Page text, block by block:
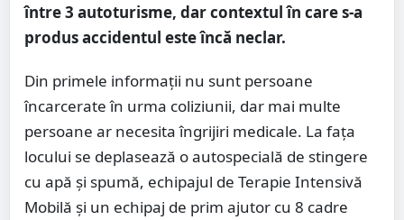
între 3 autoturisme, dar contextul în care s-a
produs accidentul este încă neclar.
Din primele informații nu sunt persoane
încarcerate în urma coliziunii, dar mai multe
persoane ar necesita îngrijiri medicale. La fața
locului se deplasează o autospecială de stingere
cu apă și spumă, echipajul de Terapie Intensivă
Mobilă și un echipaj de prim ajutor cu 8 cadre